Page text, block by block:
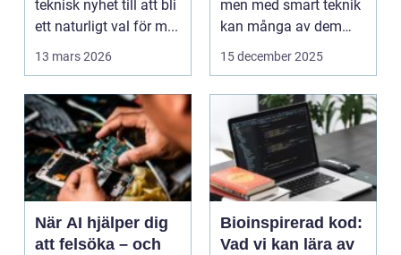
teknisk nyhet till att bli
ett naturligt val för m...
13 mars 2026
men med smart teknik
kan många av dem
f&o...
15 december 2025
När AI hjälper dig
att felsöka – och
Bioinspirerad kod:
Vad vi kan lära av